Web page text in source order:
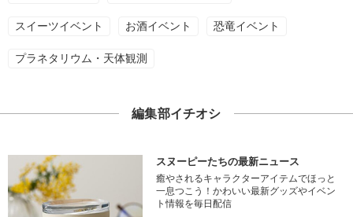
スイーツイベント お酒イベント 恐竜イベント
プラネタリウム・天体観測
編集部イチオシ
スヌーピーたちの最新ニュース
癒やされるキャラクターアイテムでほっと
一息つこう！かわいい最新グッズやイベン
ト情報を毎日配信